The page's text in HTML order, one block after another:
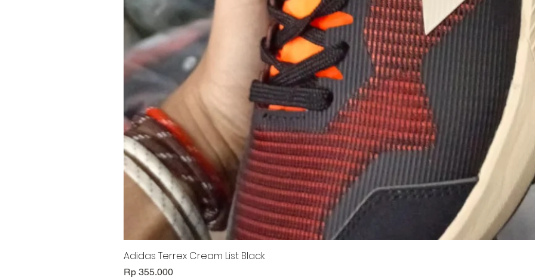
Adidas Terrex Cream List Black
Harga
Rp 355.000